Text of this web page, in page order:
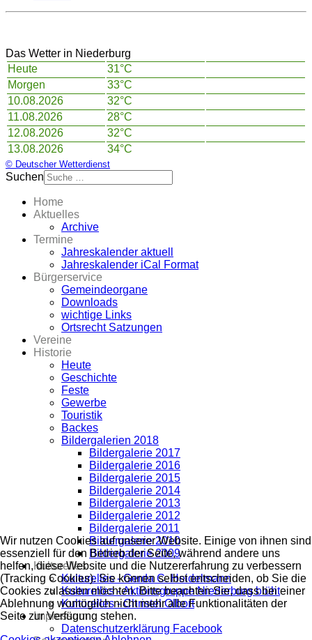
Das Wetter in Niederburg
Heute
31°C
Morgen
33°C
10.08.2026
32°C
11.08.2026
28°C
12.08.2026
32°C
13.08.2026
34°C
© Deutscher Wetterdienst
Suchen
Home
Aktuelles
Archive
Termine
Jahreskalender aktuell
Jahreskalender iCal Format
Bürgerservice
Gemeindeorgane
Downloads
wichtige Links
Ortsrecht Satzungen
Vereine
Historie
Heute
Geschichte
Feste
Gewerbe
Touristik
Backes
Bildergalerien 2018
Bildergalerie 2017
Bildergalerie 2016
Bildergalerie 2015
Bildergalerie 2014
Bildergalerie 2013
Bildergalerie 2012
Bildergalerie 2011
Bildergalerie 2010
Bildergalerie 2009
Kulturelles
Kulturelles - Gerda C. Heidelmann
Kulturelles - Aktionsgruppe Niederburg blüht
Kulturelles - Christel Olbort
Impressum
Datenschutzerklärung Facebook
Wir nutzen Cookies auf unserer Website. Einige von ihnen sind
essenziell für den Betrieb der Seite, während andere uns
helfen, diese Website und die Nutzererfahrung zu verbessern
(Tracking Cookies). Sie können selbst entscheiden, ob Sie die
Cookies zulassen möchten. Bitte beachten Sie, dass bei einer
Ablehnung womöglich nicht mehr alle Funktionalitäten der
Seite zur Verfügung stehen.